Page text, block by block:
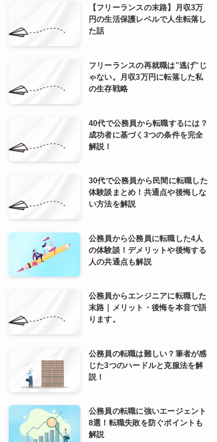
【フリーランスの末路】月収3万
円の生活保護レベルで人生転落し
た話
フリーランスの再就職は”逃げ”じ
ゃない。月収3万円に転落した私
の生存戦略
40代で公務員から転職するには？
成功者に基づく3つの条件を完全
解説！
30代で公務員から民間に転職した
体験談まとめ！共通点や後悔しな
い方法を解説
公務員から公務員に転職した4人
の体験談！デメリットや後悔する
人の共通点も解説
公務員からエンジニアに転職した
末路｜メリット・後悔を本音で語
ります。
公務員の転職は難しい？筆者が感
じた3つのハードルと克服法を解
説！
公務員の転職に強いエージェント
8選！転職失敗を防ぐポイントも
解説